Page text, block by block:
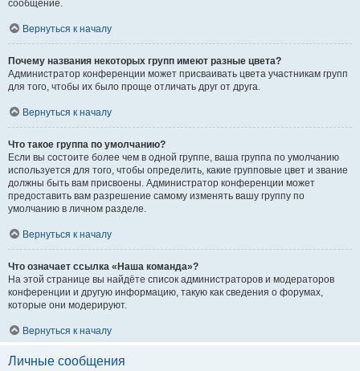
сообщение.
Вернуться к началу
Почему названия некоторых групп имеют разные цвета?
Администратор конференции может присваивать цвета участникам групп
для того, чтобы их было проще отличать друг от друга.
Вернуться к началу
Что такое группа по умолчанию?
Если вы состоите более чем в одной группе, ваша группа по умолчанию
используется для того, чтобы определить, какие групповые цвет и звание
должны быть вам присвоены. Администратор конференции может
предоставить вам разрешение самому изменять вашу группу по
умолчанию в личном разделе.
Вернуться к началу
Что означает ссылка «Наша команда»?
На этой странице вы найдёте список администраторов и модераторов
конференции и другую информацию, такую как сведения о форумах,
которые они модерируют.
Вернуться к началу
Личные сообщения